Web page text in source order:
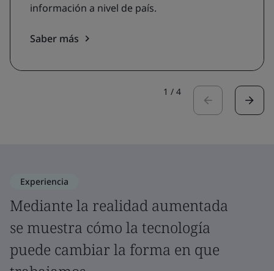
información a nivel de país.
Saber más
1 / 4
Experiencia
Mediante la realidad aumentada
se muestra cómo la tecnología
puede cambiar la forma en que